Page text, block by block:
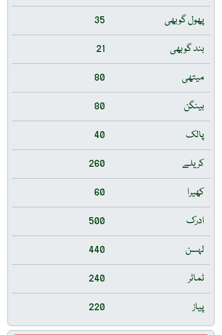
پھول گوبھی
35
بند گوبھی
21
میتھی
80
بینگن
80
پالک
40
کریلے
260
کھیرا
60
ادرک
500
لہسن
440
ٹماٹر
240
پیاز
220